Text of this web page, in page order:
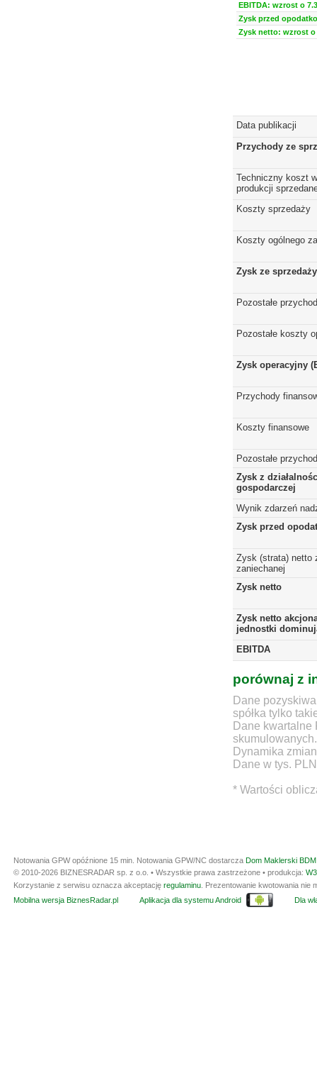
EBITDA: wzrost o
Zysk przed
Zysk netto: wzrost o
Data publikacji
Przychody ze
Techniczny koszt
produkcji
Koszty sprzedaży
Koszty ogólnego
Zysk ze sprzedaży
Pozostałe
Pozostałe koszty
Zysk operacyjny
Przychody
Koszty finansowe
Pozostałe
Zysk z
gospodarczej
Wynik zdarzeń
Zysk przed
Zysk (strata) netto
zaniechanej
Zysk netto
Zysk netto
jednostki
EBITDA
porównaj z
Dane
spółka tylko
Dane
skumulowanych.
Dynamika
Dane w tys. PLN
* Wartości
Notowania GPW opóźnione 15 min. Notowania GPW/NC dostarcza Dom Maklerski
© 2010-2026 BIZNESRADAR sp. z o.o. • Wszystkie prawa zastrzeżone • produkcja:
Korzystanie z serwisu oznacza akceptację regulaminu . Prezentowanie kwotowania
Mobilna wersja BiznesRadar.pl
Aplikacja dla systemu Android Dla